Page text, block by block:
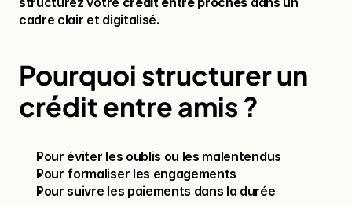
cadre clair et digitalisé.
Pourquoi structurer un
crédit entre amis ?
Pour éviter les oublis ou les malentendus
Pour formaliser les engagements
Pour suivre les paiements dans la durée